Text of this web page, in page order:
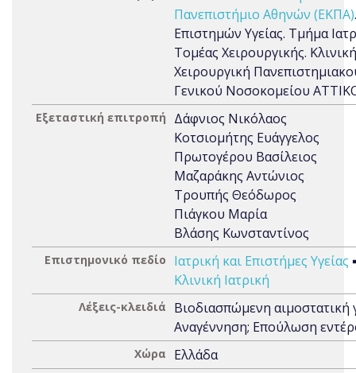
Πανεπιστήμιο Αθηνών (ΕΚΠΑ)
Επιστημών Υγείας. Τμήμα
Τομέας Χειρουργικής.
Χειρουργική
Γενικού Νοσοκομείου
Εξεταστική επιτροπή
Δάφνιος Νικόλαος
Κοτσιομήτης Ευάγγελος
Πρωτογέρου Βασίλειος
Μαζαράκης Αντώνιος
Τρουπής Θεόδωρος
Πιάγκου Μαρία
Βλάσης Κωνσταντίνος
Επιστημονικό πεδίο Ιατρική και Επιστήμες Υγείας
Κλινική Ιατρική
Λέξεις-κλειδιά
Βιοδιασπώμενη αιμοστατική
Αναγέννηση; Επούλωση
Χώρα Ελλάδα